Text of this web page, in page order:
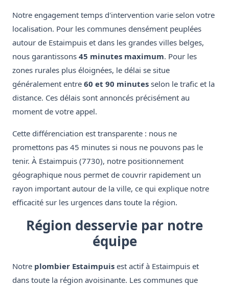
Notre engagement temps d'intervention varie selon votre
localisation. Pour les communes densément peuplées
autour de Estaimpuis et dans les grandes villes belges,
nous garantissons 45 minutes maximum. Pour les
zones rurales plus éloignées, le délai se situe
généralement entre 60 et 90 minutes selon le trafic et la
distance. Ces délais sont annoncés précisément au
moment de votre appel.
Cette différenciation est transparente : nous ne
promettons pas 45 minutes si nous ne pouvons pas le
tenir. À Estaimpuis (7730), notre positionnement
géographique nous permet de couvrir rapidement un
rayon important autour de la ville, ce qui explique notre
efficacité sur les urgences dans toute la région.
Région desservie par notre
équipe
Notre plombier Estaimpuis est actif à Estaimpuis et
dans toute la région avoisinante. Les communes que